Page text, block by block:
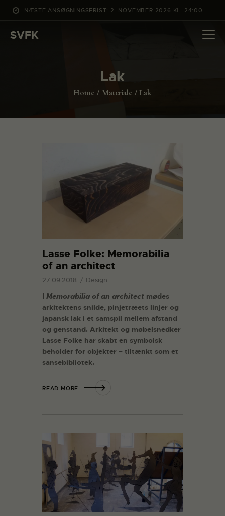
NÆSTE ANSØGNINGSFRIST: 2. NOVEMBER 2026 KL. 24:00
SVFK
Lak
Home Materiale Lak
ANSØG
Lasse Folke: Memorabilia
of an architect
27.09.2018 Design
I Memorabilia of an architect mødes
arkitektens snilde, pinjetræets linjer og
japansk lak i et samspil mellem afstand
og genstand. Arkitekt og møbelsnedker
Lasse Folke har skabt en symbolsk
beholder for objekter – tiltænkt som et
sansebibliotek.
READ MORE